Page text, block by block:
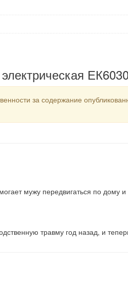
за содержание
мужу передвигаться по дому
травму год назад, и